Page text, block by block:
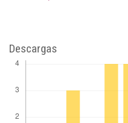
Descargas